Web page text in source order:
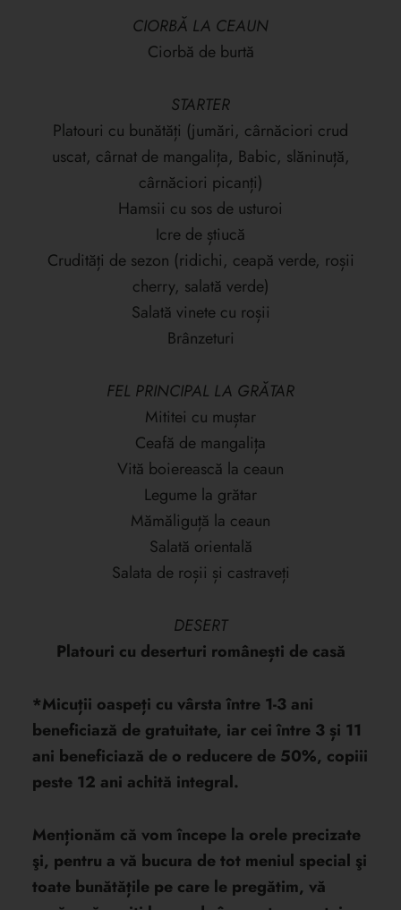
CIORBĂ LA CEAUN
Ciorbă de burtă
STARTER
Platouri cu bunătăți (jumări, cârnăciori crud
uscat, cârnat de mangalița, Babic, slăninuță,
cârnăciori picanți)
Hamsii cu sos de usturoi
Icre de știucă
Crudități de sezon (ridichi, ceapă verde, roșii
cherry, salată verde)
Salată vinete cu roșii
Brânzeturi
FEL PRINCIPAL LA GRĂTAR
Mititei cu muștar
Ceafă de mangalița
Vită boierească la ceaun
Legume la grătar
Mămăliguță la ceaun
Salată orientală
Salata de roșii și castraveți
DESERT
Platouri cu deserturi românești de casă
*Micuții oaspeți cu vârsta între 1-3 ani
beneficiază de gratuitate, iar cei între 3 și 11
ani beneficiază de o reducere de 50%, copiii
peste 12 ani achită integral.
Menționăm că vom începe la orele precizate
şi, pentru a vă bucura de tot meniul special şi
toate bunătățile pe care le pregătim, vă